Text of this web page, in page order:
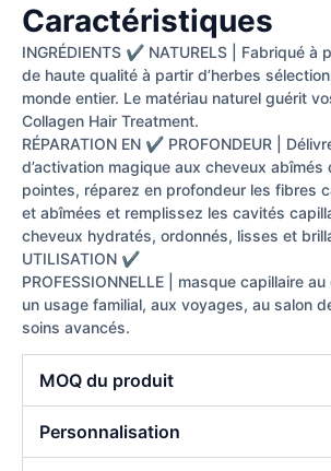
Caractéristiques
INGRÉDIENTS ✔ NATURELS | Fabriqué à
de haute qualité à partir d’herbes
monde entier. Le matériau naturel guérit
Collagen Hair Treatment.
RÉPARATION EN ✔ PROFONDEUR |
d’activation magique aux cheveux abîmés
pointes, réparez en profondeur les fibres
et abîmées et remplissez les cavités
cheveux hydratés, ordonnés, lisses et
UTILISATION ✔
PROFESSIONNELLE | masque capillaire
un usage familial, aux voyages, au salon
soins avancés.
MOQ du produit
Personnalisation